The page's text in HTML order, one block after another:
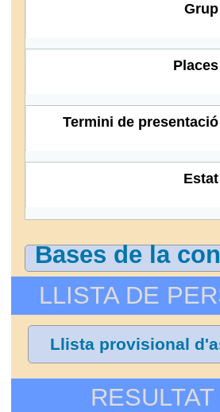
Grup
Places
Termini de presentació
Estat
Bases de la
LLISTA DE
Llista provisional